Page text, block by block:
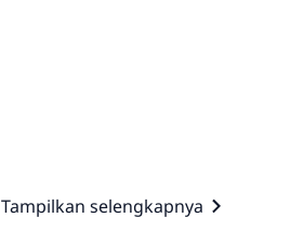
Tampilkan selengkapnya